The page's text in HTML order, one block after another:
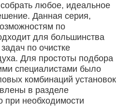
собрать любое, идеальное
Данная серия,
по
для большинства
по очистке
Для простоты подбора
специалистами было
комбинаций установок
в разделе
при необходимости